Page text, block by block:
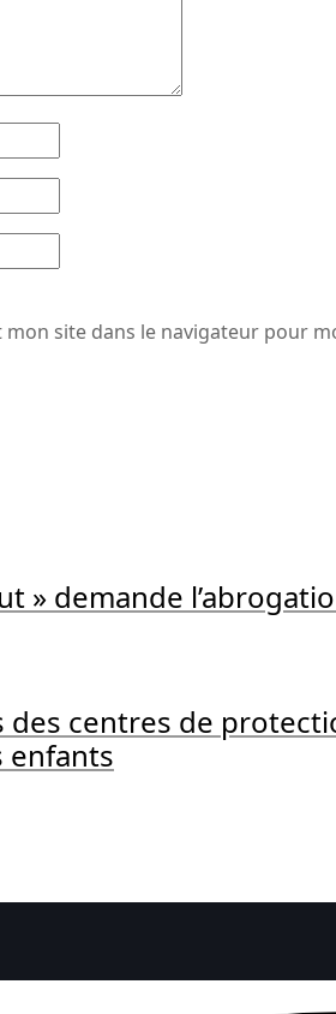
site dans le navigateur pour
» demande
centres de
enfants